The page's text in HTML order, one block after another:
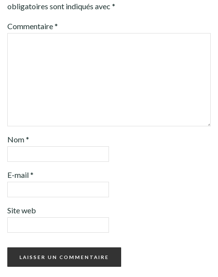
obligatoires sont indiqués avec *
Commentaire*
Nom*
E-mail*
Site web